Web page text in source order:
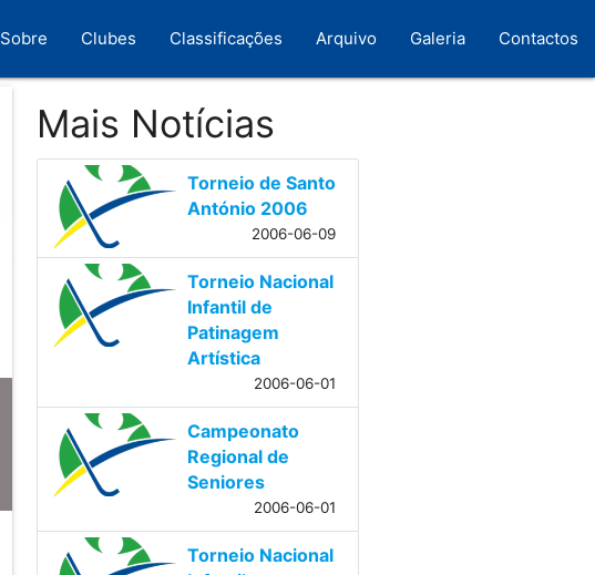
Sobre Clubes Classificações Arquivo Galeria Contactos
Mais Notícias
Torneio de Santo
António 2006
2006-06-09
Torneio Nacional
Infantil de
Patinagem
Artística
2006-06-01
Campeonato
Regional de
Seniores
2006-06-01
Torneio Nacional